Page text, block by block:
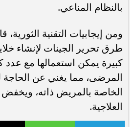
بالنظام المناعي.
ومن إيجابيات التقنية الثورية،
طرق تحرير الجينات لإنشاء
كبيرة يمكن استعمالها مع عدد
المرضى، مما يغني عن الحاجة
الخاصة بالمريض ذاته، ويخفض
العلاجية.